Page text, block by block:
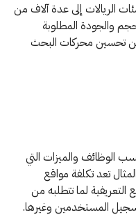
الريالات إلى عدة آلاف من
والجودة المطلوبة
من تحسين محركات البحث
الوظائف والميزات التي
تعد تكلفة مواقع
التعريفية لما تتطلبه من
المستخدمين وغيرها.